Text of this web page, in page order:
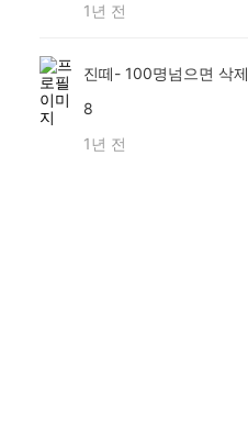
1년 전
진떼- 100명넘으면 삭제
8
1년 전